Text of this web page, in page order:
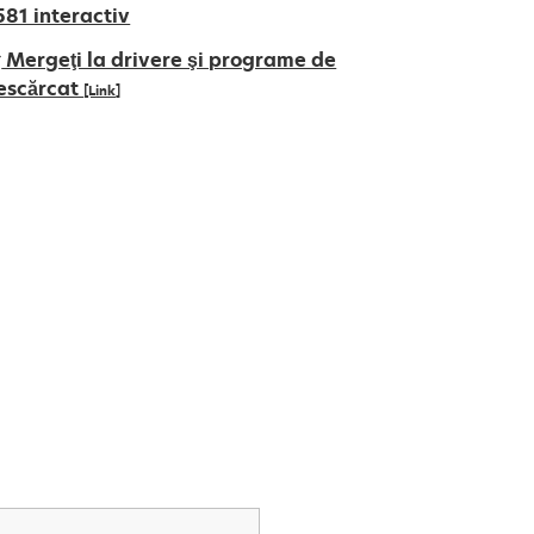
interactiv
Mergeţi la drivere şi programe de
[Link]